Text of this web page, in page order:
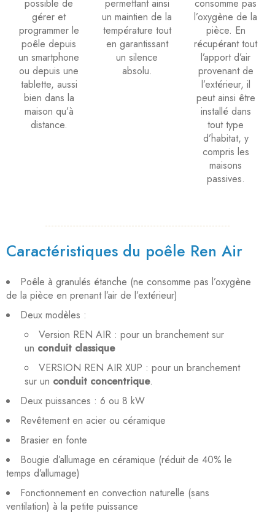
possible de
gérer et
programmer le
poêle depuis
un smartphone
ou depuis une
tablette, aussi
bien dans la
maison qu’à
distance.
permettant ainsi
un maintien de la
température tout
en garantissant
un silence
absolu.
consomme pas
l’oxygène de la
pièce. En
récupérant tout
l’apport d’air
provenant de
l’extérieur, il
peut ainsi être
installé dans
tout type
d’habitat, y
compris les
maisons
passives.
Caractéristiques du poêle Ren Air
Poêle à granulés étanche (ne consomme pas l’oxygène
de la pièce en prenant l’air de l’extérieur)
Deux modèles :
Version REN AIR : pour un branchement sur
un conduit classique
VERSION REN AIR XUP : pour un branchement
sur un conduit concentrique.
Deux puissances : 6 ou 8 kW
Revêtement en acier ou céramique
Brasier en fonte
Bougie d’allumage en céramique (réduit de 40% le
temps d’allumage)
Fonctionnement en convection naturelle (sans
ventilation) à la petite puissance